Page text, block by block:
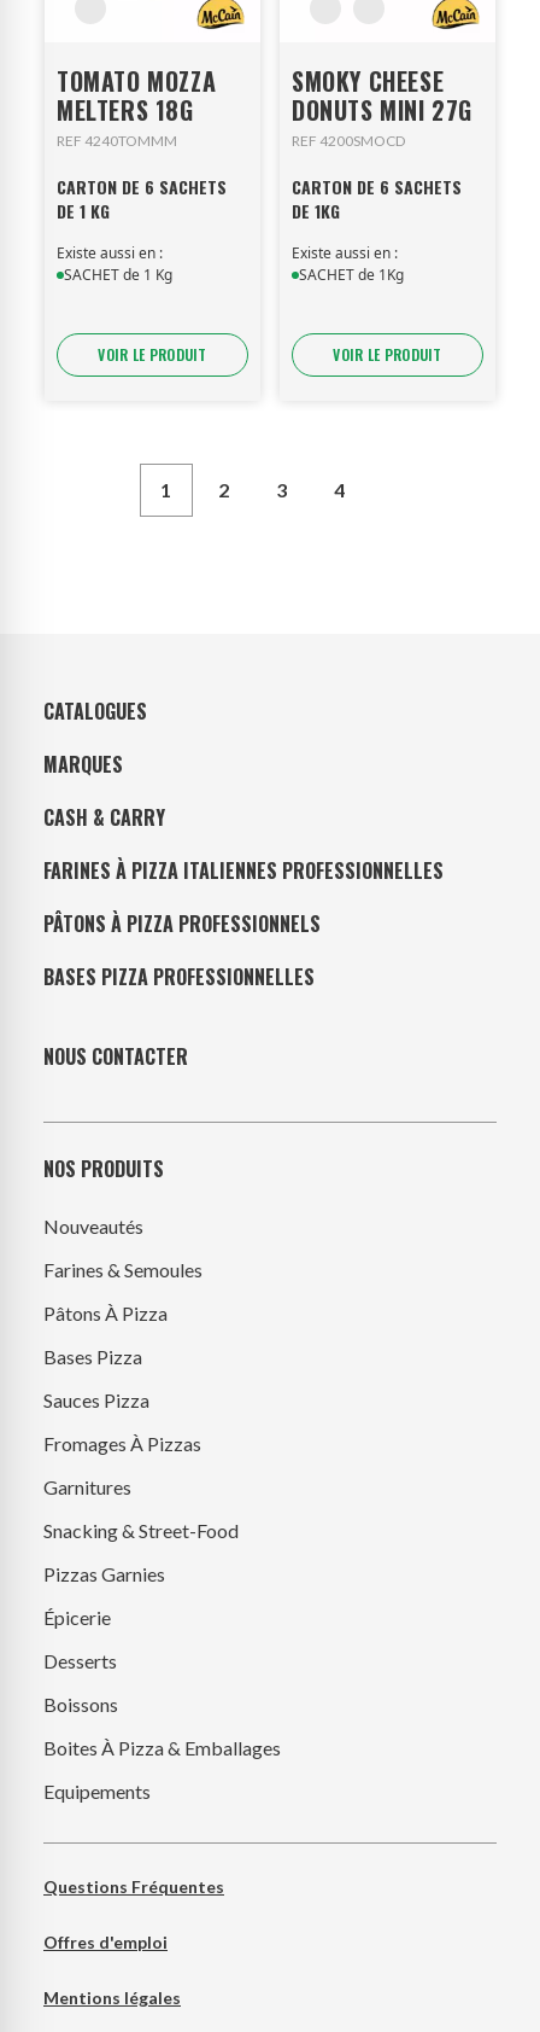
TOMATO MOZZA
MELTERS 18G
REF 4240TOMMM
CARTON DE 6 SACHETS
DE 1 KG
Existe aussi en :
SACHET de 1 Kg
VOIR LE PRODUIT
SMOKY CHEESE
DONUTS MINI 27G
REF 4200SMOCD
CARTON DE 6 SACHETS
DE 1KG
Existe aussi en :
SACHET de 1Kg
VOIR LE PRODUIT
1 2 3 4
CATALOGUES
MARQUES
CASH & CARRY
FARINES À PIZZA ITALIENNES PROFESSIONNELLES
PÂTONS À PIZZA PROFESSIONNELS
BASES PIZZA PROFESSIONNELLES
NOUS CONTACTER
NOS PRODUITS
Nouveautés
Farines & Semoules
Pâtons À Pizza
Bases Pizza
Sauces Pizza
Fromages À Pizzas
Garnitures
Snacking & Street-Food
Pizzas Garnies
Épicerie
Desserts
Boissons
Boites À Pizza & Emballages
Equipements
Questions Fréquentes
Offres d'emploi
Mentions légales